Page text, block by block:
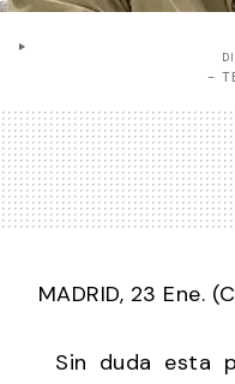
-
MADRID, 23 Ene.
Sin duda esta